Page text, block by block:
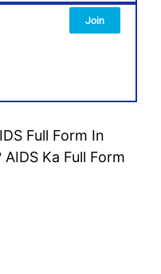
Join
Full Form In
AIDS Ka Full Form